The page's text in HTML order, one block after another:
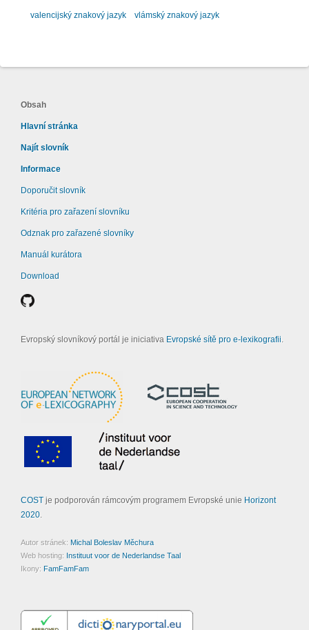
valencijský znakový jazyk vlámský znakový jazyk
Obsah
Hlavní stránka
Najít slovník
Informace
Doporučit slovník
Kritéria pro zařazení slovníku
Odznak pro zařazené slovníky
Manuál kurátora
Download
Evropský slovníkový portál je iniciativa Evropské sítě pro e-lexikografii.
COSTje podporován rámcovým programem Evropské unie Horizont
2020.
Autor stránek: Michal Boleslav Měchura
Web hosting: Instituut voor de Nederlandse Taal
Ikony: FamFamFam